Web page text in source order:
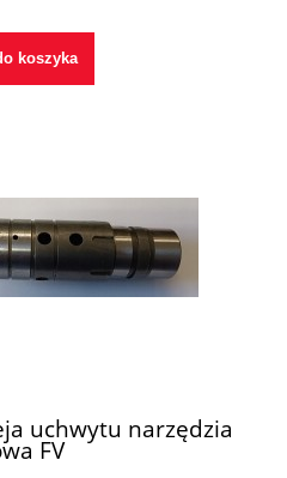
koszyka
uchwytu narzędzia
FV